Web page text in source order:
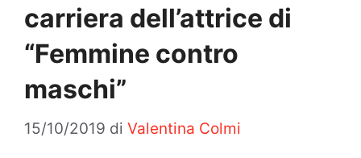
carriera dell’attrice di
“Femmine contro
maschi”
15/10/2019 di Valentina Colmi